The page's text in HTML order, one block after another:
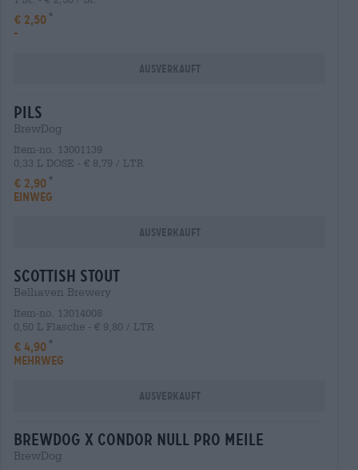
€ 2,50
-
Ausverkauft
Pils
BrewDog
Item-no. 13001139
0,33 L DOSE - € 8,79 / LTR
€ 2,90
EINWEG
Ausverkauft
scottish stout
Belhaven Brewery
Item-no. 13014008
0,50 L Flasche - € 9,80 / LTR
€ 4,90
MEHRWEG
Ausverkauft
brewdog x condor null pro meile
BrewDog